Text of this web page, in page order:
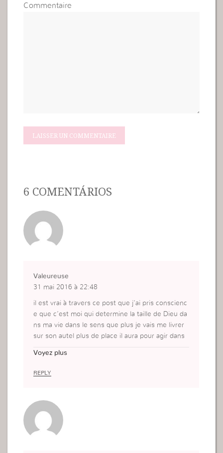
Commentaire
6 COMENTÁRIOS
Valeureuse
31 mai 2016 à 22:48
il est vrai à travers ce post que j’ai pris conscienc
e que c’est moi qui determine la taille de Dieu da
ns ma vie dans le sens que plus je vais me livrer
sur son autel plus de place il aura pour agir dans
Voyez plus
REPLY